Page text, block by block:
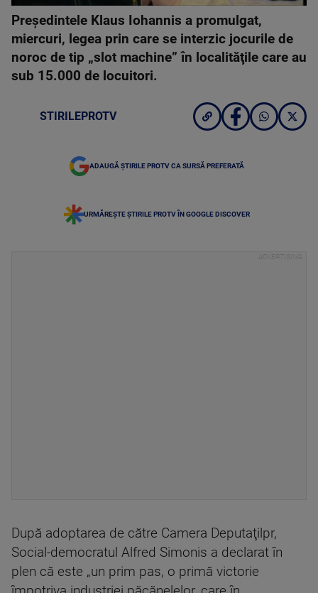
Preşedintele Klaus Iohannis a promulgat,
miercuri, legea prin care se interzic jocurile de
noroc de tip „slot machine” în localităţile care au
sub 15.000 de locuitori.
STIRILEPROTV
ADAUGĂ ȘTIRILE PROTV CA SURSĂ PREFERATĂ
URMĂREȘTE ȘTIRILE PROTV ÎN GOOGLE DISCOVER
După adoptarea de către Camera Deputaţilpr,
Social-democratul Alfred Simonis a declarat în
plen că este „un prim pas, o primă victorie